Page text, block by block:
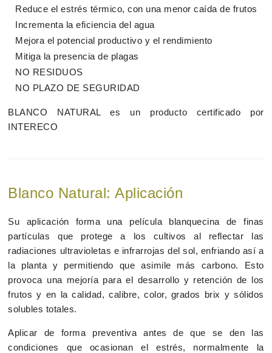
Reduce el estrés térmico, con una menor caída de frutos
Incrementa la eficiencia del agua
Mejora el potencial productivo y el rendimiento
Mitiga la presencia de plagas
NO RESIDUOS
NO PLAZO DE SEGURIDAD
BLANCO NATURAL es un producto certificado por
INTERECO
Blanco Natural: Aplicación
Su aplicación forma una película blanquecina de finas
partículas que protege a los cultivos al reflectar las
radiaciones ultravioletas e infrarrojas del sol, enfriando así a
la planta y permitiendo que asimile más carbono. Esto
provoca una mejoría para el desarrollo y retención de los
frutos y en la calidad, calibre, color, grados brix y sólidos
solubles totales.
Aplicar de forma preventiva antes de que se den las
condiciones que ocasionan el estrés, normalmente la